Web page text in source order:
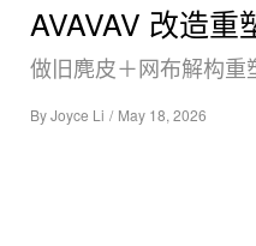
AVAVAV 改造
做旧麂皮＋网布解构重
ByJoyce Li / May 18, 2026